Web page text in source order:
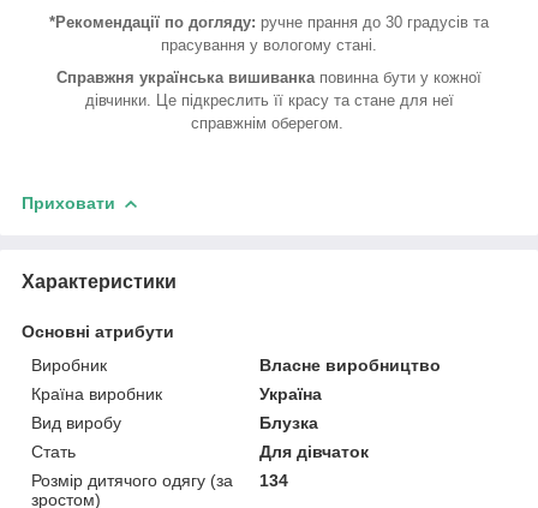
*Рекомендації по догляду: ручне прання до 30 градусів та
прасування у вологому стані.
Справжня українська вишиванка повинна бути у кожної
дівчинки. Це підкреслить її красу та стане для неї
справжнім оберегом.
Приховати
Характеристики
Основні атрибути
Виробник
Власне виробництво
Країна виробник
Україна
Вид виробу
Блузка
Стать
Для дівчаток
Розмір дитячого одягу (за
зростом)
134